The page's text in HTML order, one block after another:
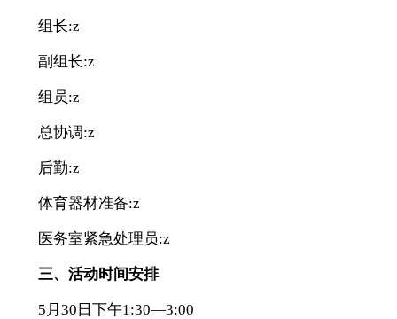
组长:z
副组长:z
组员:z
总协调:z
后勤:z
体育器材准备:z
医务室紧急处理员:z
三、活动时间安排
5月30日下午1:30—3:00